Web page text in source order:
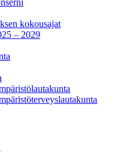
kokousajat
– 2029